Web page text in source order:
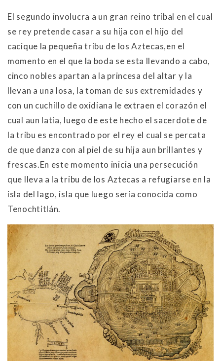
El segundo involucra a un gran reino tribal en el cual
se rey pretende casar a su hija con el hijo del
cacique la pequeña tribu de los Aztecas,en el
momento en el que la boda se esta llevando a cabo,
cinco nobles apartan a la princesa del altar y la
llevan a una losa, la toman de sus extremidades y
con un cuchillo de oxidiana le extraen el corazón el
cual aun latía, luego de este hecho el sacerdote de
la tribu es encontrado por el rey el cual se percata
de que danza con al piel de su hija aun brillantes y
frescas.En este momento inicia una persecución
que lleva a la tribu de los Aztecas a refugiarse en la
isla del lago, isla que luego seria conocida como
Tenochtitlán.